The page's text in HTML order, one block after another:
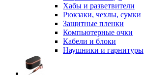
Хабы и разветвители
Рюкзаки, чехлы, сумки
Защитные пленки
Компьютерные очки
Кабели и блоки
Наушники и гарнитуры